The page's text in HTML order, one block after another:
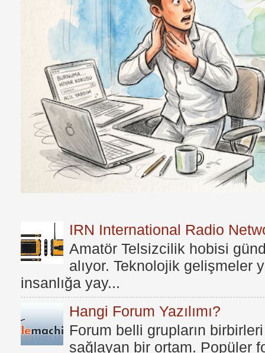
IRN International Radio
Amatör Telsizcilik hobisi
alıyor. Teknolojik gelişmeler
insanlığa yay...
Hangi Forum Yazılımı?
Forum belli grupların
sağlayan bir ortam. Popüler